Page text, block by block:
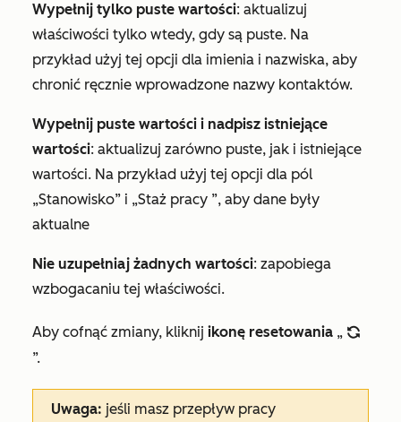
Wypełnij tylko puste wartości: aktualizuj
właściwości tylko wtedy, gdy są puste. Na
przykład użyj tej opcji dla imienia i nazwiska, aby
chronić ręcznie wprowadzone nazwy kontaktów.
Wypełnij puste wartości i nadpisz istniejące
wartości: aktualizuj zarówno puste, jak i istniejące
wartości. Na przykład użyj tej opcji dla pól
„Stanowisko” i „Staż pracy ”, aby dane były
aktualne
Nie uzupełniaj żadnych wartości: zapobiega
wzbogacaniu tej właściwości.
Aby cofnąć zmiany, kliknij ikonę resetowania „ refresh
”.
Uwaga: jeśli masz przepływ pracy